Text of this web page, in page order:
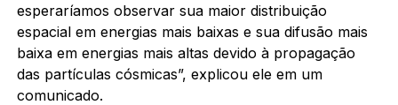
esperaríamos observar sua maior distribuição
espacial em energias mais baixas e sua difusão mais
baixa em energias mais altas devido à propagação
das partículas cósmicas”, explicou ele em um
comunicado.